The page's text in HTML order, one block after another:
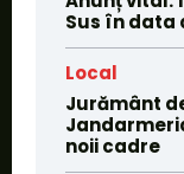
Sus în data
Local
Jurământ
noii cadre